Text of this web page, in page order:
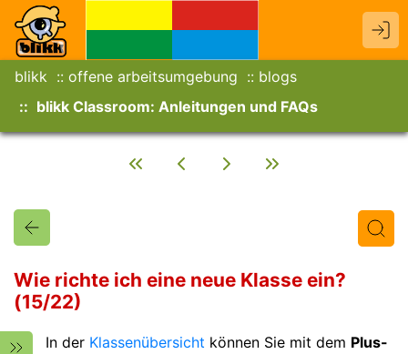
blikk offene arbeitsumgebung
blogs
blikk Classroom: Anleitungen und FAQs
Wie richte ich eine neue Klasse ein?
(15/22)
In der Klassenübersicht können Sie mit dem Plus-